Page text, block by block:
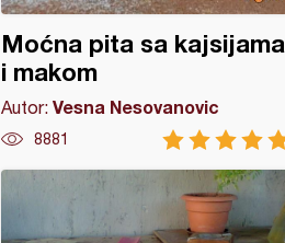
Moćna pita sa kajsijama
i makom
Autor: Vesna Nesovanovic
8881